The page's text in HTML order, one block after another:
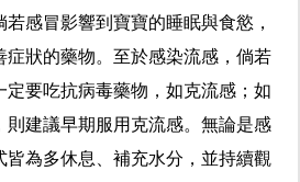
感冒影響到寶寶的睡眠與食慾，
症狀的藥物。至於感染流感，倘若
定要吃抗病毒藥物， 如克流感；如
則建議早期 服用克流感。無論是感
皆為多休息、補充水分，並持續觀